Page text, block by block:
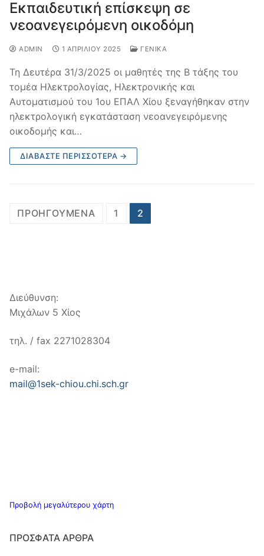
Εκπαιδευτική επίσκεψη σε
νεοανεγειρόμενη οικοδόμη
ADMIN 1 ΑΠΡΙΛΊΟΥ 2025 ΓΕΝΙΚΆ
Τη Δευτέρα 31/3/2025 οι μαθητές της Β τάξης του
τομέα Ηλεκτρολογίας, Ηλεκτρονικής και
Αυτοματισμού του 1ου ΕΠΑΛ Χίου ξεναγήθηκαν στην
ηλεκτρολογική εγκατάσταση νεοανεγειρόμενης
οικοδομής και…
ΔΙΑΒΆΣΤΕ ΠΕΡΙΣΣΌΤΕΡΑ →
Σελιδοποίηση
ΠΡΟΗΓΟΎΜΕΝΑ 1 2
Διεύθυνση:
Μιχάλων 5 Χίος
τηλ. / fax 2271028304
e-mail:
mail@1sek-chiou.chi.sch.gr
Προβολή μεγαλύτερου χάρτη
ΠΡΌΣΦΑΤΑ ΆΡΘΡΑ